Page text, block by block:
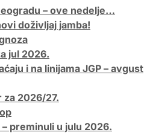
– ove nedelje…
doživljaj jamba!
jul 2026.
i na linijama JGP – avgust
za 2026/27.
preminuli u julu 2026.